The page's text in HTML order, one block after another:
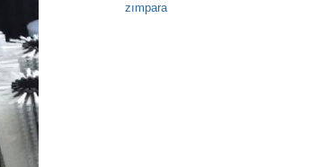
zımpara